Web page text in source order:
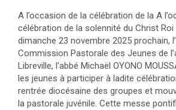
A l’occasion de la célébration de la A
célébration de la solennité du Christ Roi
dimanche 23 novembre 2025 prochain,
Commission Pastorale des Jeunes de
Libreville, l’abbé Michaël OYONO
les jeunes à participer à ladite
rentrée diocésaine des groupes et
la pastorale juvénile. Cette messe